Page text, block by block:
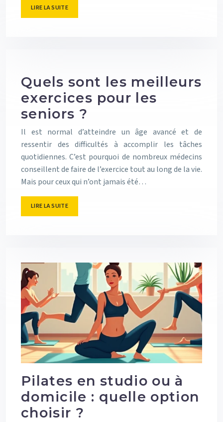
LIRE LA SUITE
Quels sont les meilleurs
exercices pour les
seniors ?
Il est normal d’atteindre un âge avancé et de
ressentir des difficultés à accomplir les tâches
quotidiennes. C’est pourquoi de nombreux médecins
conseillent de faire de l’exercice tout au long de la vie.
Mais pour ceux qui n’ont jamais été…
LIRE LA SUITE
Pilates en studio ou à
domicile : quelle option
choisir ?